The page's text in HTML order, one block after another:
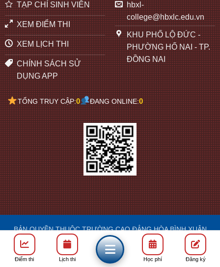
TẠP CHÍ SINH VIÊN
XEM ĐIỂM THI
XEM LỊCH THI
CHÍNH SÁCH SỬ
DỤNG APP
hbxl-
college@hbxlc.edu.vn
KHU PHỐ LỘ ĐỨC -
PHƯỜNG HỐ NAI - TP.
ĐỒNG NAI
TỔNG TRUY CẬP:0 ĐANG ONLINE:0
BẢN QUYỀN THUỘC TRƯỜNG CAO ĐẲNG HÒA BÌNH XUÂN
LỘC
DESIGN: FRANCIS
Điểm thi Lịch thi Học phí Đăng ký